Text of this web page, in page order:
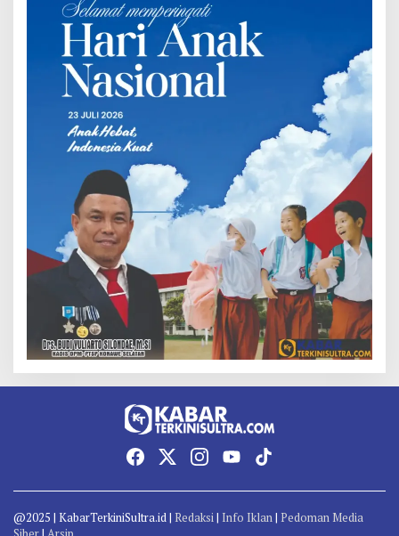
@2025 | KabarTerkiniSultra.id | Redaksi| Info Iklan| Pedoman Media